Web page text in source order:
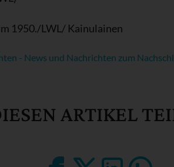
1950./LWL/ Kainulainen
- News und Nachrichten zum
ARTIKEL